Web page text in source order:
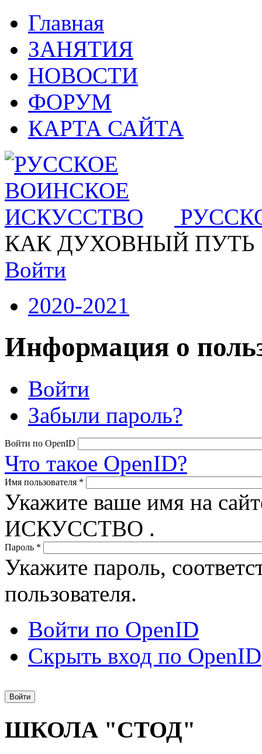
Главная
ЗАНЯТИЯ
НОВОСТИ
ФОРУМ
КАРТА САЙТА
КАК ДУХОВНЫЙ ПУТЬ
Войти
2020-2021
Информация о
Главные вкладки
Войти
Забыли пароль?
Войти по OpenID
Что такое OpenID?
Имя пользователя *
Укажите ваше имя на
ИСКУССТВО .
Пароль *
Укажите пароль,
пользователя.
Войти по OpenID
Скрыть вход по OpenID
ШКОЛА "СТОД"